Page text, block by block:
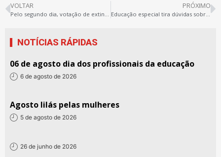
VOLTAR PRÓXIMO
Educação especial tira dúvidas sobre gratificação
NOTÍCIAS RÁPIDAS
06 de agosto dia dos profissionais da educação
6 de agosto de 2026
Agosto lilás pelas mulheres
5 de agosto de 2026
26 de junho de 2026